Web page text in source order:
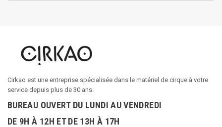
Cirkao est une entreprise spécialisée dans le matériel de cirque à votre
service depuis plus de 30 ans.
BUREAU OUVERT DU LUNDI AU VENDREDI
DE 9H À 12H ET DE 13H À 17H